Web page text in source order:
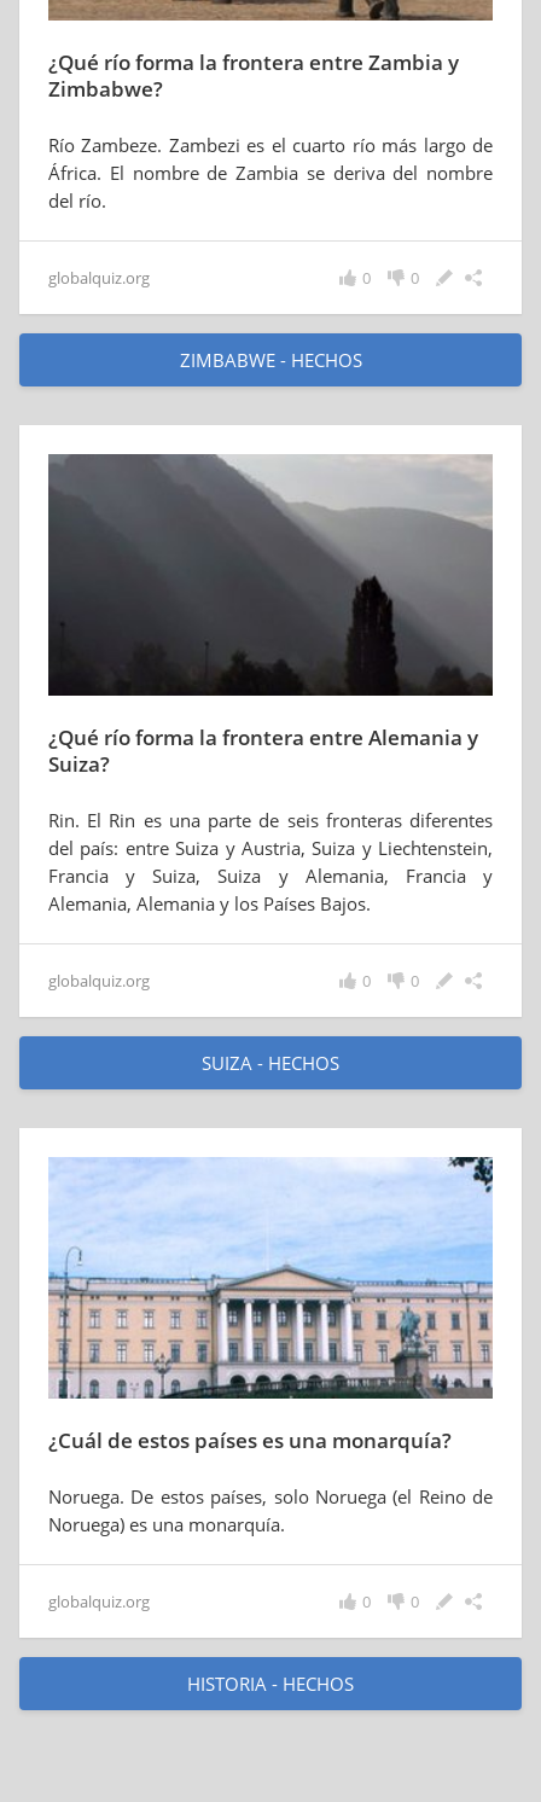
¿Qué río forma la frontera entre Zambia y
Zimbabwe?
Río Zambeze. Zambezi es el cuarto río más largo de
África. El nombre de Zambia se deriva del nombre
del río.
globalquiz.org 0
0
ZIMBABWE - HECHOS
¿Qué río forma la frontera entre Alemania y
Suiza?
Rin. El Rin es una parte de seis fronteras diferentes
del país: entre Suiza y Austria, Suiza y Liechtenstein,
Francia y Suiza, Suiza y Alemania, Francia y
Alemania, Alemania y los Países Bajos.
globalquiz.org 0
0
SUIZA - HECHOS
¿Cuál de estos países es una monarquía?
Noruega. De estos países, solo Noruega (el Reino de
Noruega) es una monarquía.
globalquiz.org 0
0
HISTORIA - HECHOS